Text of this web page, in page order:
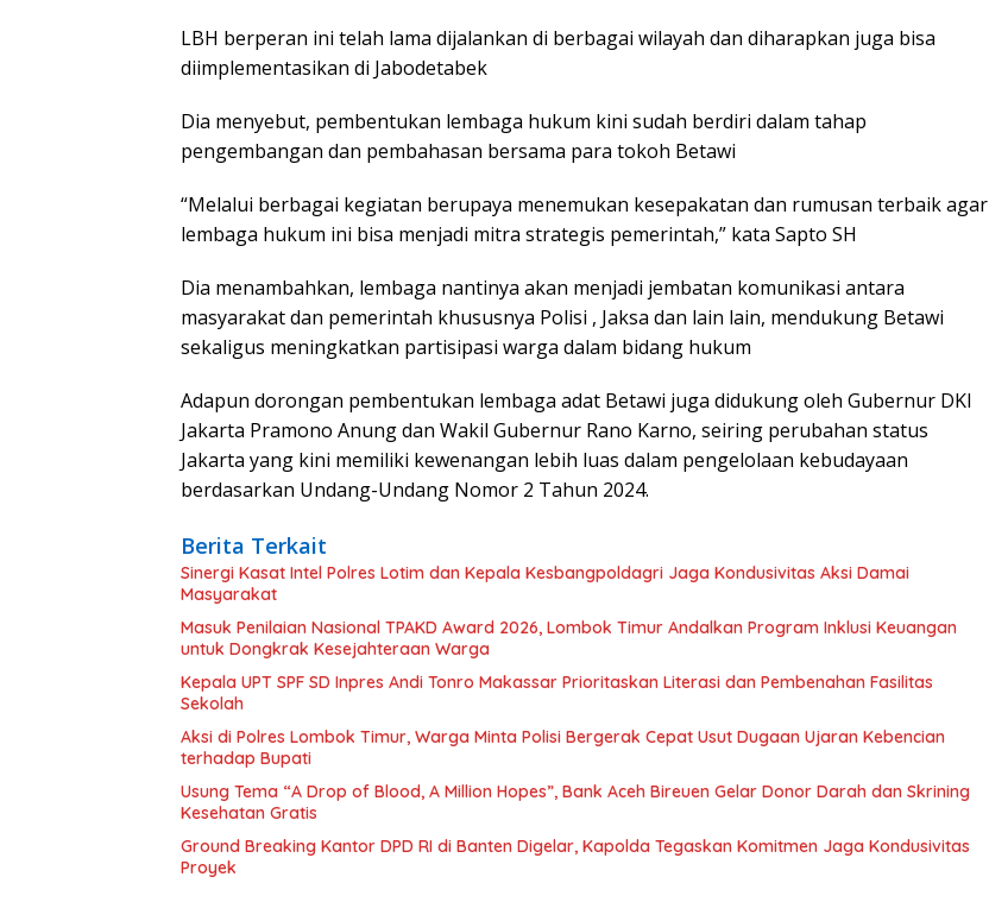
LBH berperan ini telah lama dijalankan di berbagai wilayah dan diharapkan juga bisa
diimplementasikan di Jabodetabek
Dia menyebut, pembentukan lembaga hukum kini sudah berdiri dalam tahap
pengembangan dan pembahasan bersama para tokoh Betawi
“Melalui berbagai kegiatan berupaya menemukan kesepakatan dan rumusan terbaik agar
lembaga hukum ini bisa menjadi mitra strategis pemerintah,” kata Sapto SH
Dia menambahkan, lembaga nantinya akan menjadi jembatan komunikasi antara
masyarakat dan pemerintah khususnya Polisi , Jaksa dan lain lain, mendukung Betawi
sekaligus meningkatkan partisipasi warga dalam bidang hukum
Adapun dorongan pembentukan lembaga adat Betawi juga didukung oleh Gubernur DKI
Jakarta Pramono Anung dan Wakil Gubernur Rano Karno, seiring perubahan status
Jakarta yang kini memiliki kewenangan lebih luas dalam pengelolaan kebudayaan
berdasarkan Undang-Undang Nomor 2 Tahun 2024.
Berita Terkait
Sinergi Kasat Intel Polres Lotim dan Kepala Kesbangpoldagri Jaga Kondusivitas Aksi Damai
Masyarakat
Masuk Penilaian Nasional TPAKD Award 2026, Lombok Timur Andalkan Program Inklusi Keuangan
untuk Dongkrak Kesejahteraan Warga
Kepala UPT SPF SD Inpres Andi Tonro Makassar Prioritaskan Literasi dan Pembenahan Fasilitas
Sekolah
Aksi di Polres Lombok Timur, Warga Minta Polisi Bergerak Cepat Usut Dugaan Ujaran Kebencian
terhadap Bupati
Usung Tema “A Drop of Blood, A Million Hopes”, Bank Aceh Bireuen Gelar Donor Darah dan Skrining
Kesehatan Gratis
Ground Breaking Kantor DPD RI di Banten Digelar, Kapolda Tegaskan Komitmen Jaga Kondusivitas
Proyek